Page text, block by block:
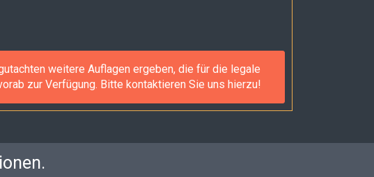
weitere Auflagen ergeben, die für die legale
zur Verfügung. Bitte kontaktieren Sie uns hierzu!